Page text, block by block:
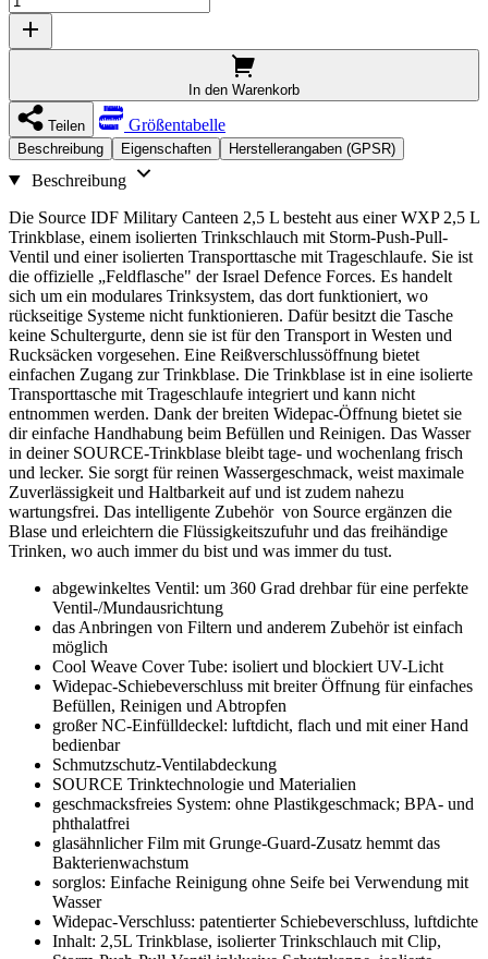
In den Warenkorb
Teilen Größentabelle
Beschreibung Eigenschaften Herstellerangaben (GPSR)
Beschreibung
Die Source IDF Military Canteen 2,5 L besteht aus einer WXP 2,5 L
Trinkblase, einem isolierten Trinkschlauch mit Storm-Push-Pull-
Ventil und einer isolierten Transporttasche mit Trageschlaufe. Sie ist
die offizielle „Feldflasche" der Israel Defence Forces. Es handelt
sich um ein modulares Trinksystem, das dort funktioniert, wo
rückseitige Systeme nicht funktionieren. Dafür besitzt die Tasche
keine Schultergurte, denn sie ist für den Transport in Westen und
Rucksäcken vorgesehen. Eine Reißverschlussöffnung bietet
einfachen Zugang zur Trinkblase. Die Trinkblase ist in eine isolierte
Transporttasche mit Trageschlaufe integriert und kann nicht
entnommen werden. Dank der breiten Widepac-Öffnung bietet sie
dir einfache Handhabung beim Befüllen und Reinigen. Das Wasser
in deiner SOURCE-Trinkblase bleibt tage- und wochenlang frisch
und lecker. Sie sorgt für reinen Wassergeschmack, weist maximale
Zuverlässigkeit und Haltbarkeit auf und ist zudem nahezu
wartungsfrei. Das intelligente Zubehör von Source ergänzen die
Blase und erleichtern die Flüssigkeitszufuhr und das freihändige
Trinken, wo auch immer du bist und was immer du tust.
abgewinkeltes Ventil: um 360 Grad drehbar für eine perfekte
Ventil-/Mundausrichtung
das Anbringen von Filtern und anderem Zubehör ist einfach
möglich
Cool Weave Cover Tube: isoliert und blockiert UV-Licht
Widepac-Schiebeverschluss mit breiter Öffnung für einfaches
Befüllen, Reinigen und Abtropfen
großer NC-Einfülldeckel: luftdicht, flach und mit einer Hand
bedienbar
Schmutzschutz-Ventilabdeckung
SOURCE Trinktechnologie und Materialien
geschmacksfreies System: ohne Plastikgeschmack; BPA- und
phthalatfrei
glasähnlicher Film mit Grunge-Guard-Zusatz hemmt das
Bakterienwachstum
sorglos: Einfache Reinigung ohne Seife bei Verwendung mit
Wasser
Widepac-Verschluss: patentierter Schiebeverschluss, luftdichte
Inhalt: 2,5L Trinkblase, isolierter Trinkschlauch mit Clip,